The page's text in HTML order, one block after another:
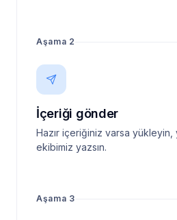
Aşama 2
İçeriği gönder
Hazır içeriğiniz varsa
ekibimiz yazsın.
Aşama 3